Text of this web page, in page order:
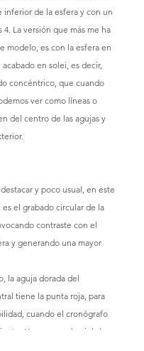
inferior de la esfera y con un
4. La versión que más me ha
modelo, es con la esfera en
en solei, es decir,
concéntrico, que cuando
ver como líneas o
del centro de las agujas y
y poco usual, en este
el grabado circular de la
contraste con el
y generando una mayor
la aguja dorada del
tiene la punta roja, para
cuando el cronógrafo
Una correa de piel de